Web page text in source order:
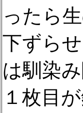
ったら
下ずら
は馴染
１枚目